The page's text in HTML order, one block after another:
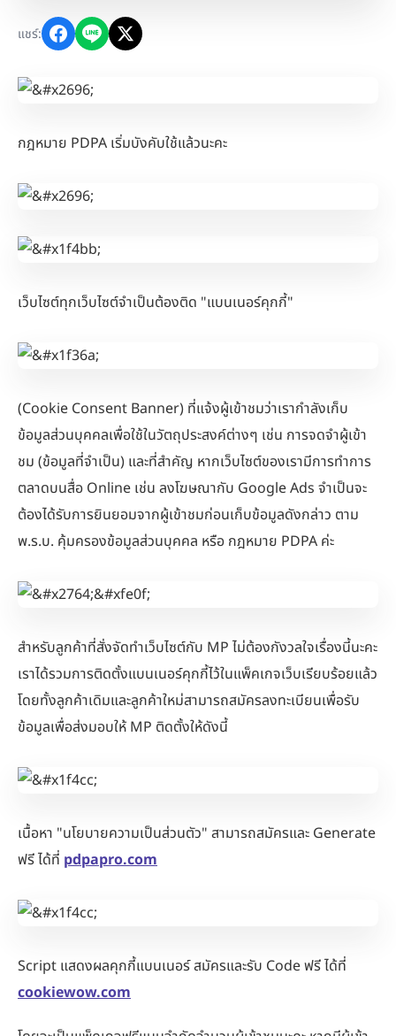
แชร์:
กฎหมาย PDPA เริ่มบังคับใช้แล้วนะคะ
เว็บไซต์ทุกเว็บไซต์จำเป็นต้องติด "แบนเนอร์คุกกี้"
(Cookie Consent Banner) ที่แจ้งผู้เข้าชมว่าเรากำลังเก็บ
ข้อมูลส่วนบุคคลเพื่อใช้ในวัตถุประสงค์ต่างๆ เช่น การจดจำผู้เข้า
ชม (ข้อมูลที่จำเป็น) และที่สำคัญ หากเว็บไซต์ของเรามีการทำการ
ตลาดบนสื่อ Online เช่น ลงโฆษณากับ Google Ads จำเป็นจะ
ต้องได้รับการยินยอมจากผู้เข้าชมก่อนเก็บข้อมูลดังกล่าว ตาม
พ.ร.บ. คุ้มครองข้อมูลส่วนบุคคล หรือ กฎหมาย PDPA ค่ะ
สำหรับลูกค้าที่สั่งจัดทำเว็บไซต์กับ MP ไม่ต้องกังวลใจเรื่องนี้นะคะ
เราได้รวมการติดตั้งแบนเนอร์คุกกี้ไว้ในแพ็คเกจเว็บเรียบร้อยแล้ว
โดยทั้งลูกค้าเดิมและลูกค้าใหม่สามารถสมัครลงทะเบียนเพื่อรับ
ข้อมูลเพื่อส่งมอบให้ MP ติดตั้งให้ดังนี้
เนื้อหา "นโยบายความเป็นส่วนตัว" สามารถสมัครและ Generate
ฟรี ได้ที่ pdpapro.com
Script แสดงผลคุกกี้แบนเนอร์ สมัครและรับ Code ฟรี ได้ที่
cookiewow.com